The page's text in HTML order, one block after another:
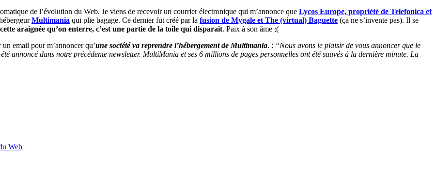
de l’évolution du Web. Je viens de recevoir un courrier électronique qui m’annonce que Lycos Europe, propriété de Telefonica et
Multimania qui plie bagage. Ce dernier fut créé par la fusion de Mygale et The (virtual) Baguette (ça ne s’invente pas). Il se
araignée qu’on enterre, c’est une partie de la toile qui disparait. Paix à son âme ;(
email pour m’annoncer qu’une société va reprendre l’hébergement de Multimania. : “Nous avons le plaisir de vous annoncer que le
annoncé dans notre précédente newsletter. MultiMania et ses 6 millions de pages personnelles ont été sauvés à la dernière minute. La
Web